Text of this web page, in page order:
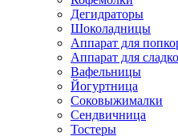
Дегидраторы
Шоколадницы
Аппарат для
Аппарат для
Вафельницы
Йогуртница
Соковыжималки
Сендвичница
Тостеры